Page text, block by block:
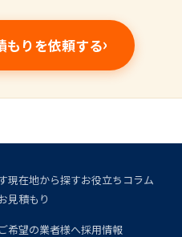
もりを依頼する
現在地から探すお役立ちコラム
見積もり
希望の業者様へ採用情報